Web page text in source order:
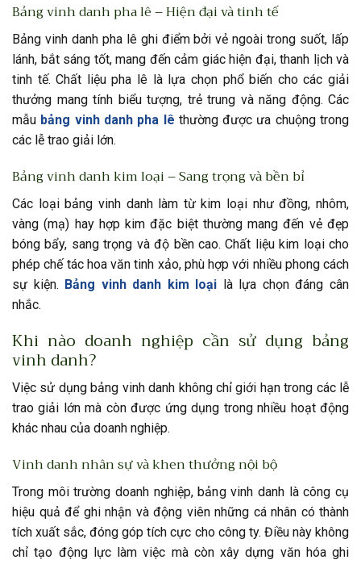
Bảng vinh danh pha lê – Hiện đại và tinh tế
Bảng vinh danh pha lê ghi điểm bởi vẻ ngoài trong suốt, lấp
lánh, bắt sáng tốt, mang đến cảm giác hiện đại, thanh lịch và
tinh tế. Chất liệu pha lê là lựa chọn phổ biến cho các giải
thưởng mang tính biểu tượng, trẻ trung và năng động. Các
mẫu bảng vinh danh pha lê thường được ưa chuộng trong
các lễ trao giải lớn.
Bảng vinh danh kim loại – Sang trọng và bền bỉ
Các loại bảng vinh danh làm từ kim loại như đồng, nhôm,
vàng (mạ) hay hợp kim đặc biệt thường mang đến vẻ đẹp
bóng bẩy, sang trọng và độ bền cao. Chất liệu kim loại cho
phép chế tác hoa văn tinh xảo, phù hợp với nhiều phong cách
sự kiện. Bảng vinh danh kim loại là lựa chọn đáng cân
nhắc.
Khi nào doanh nghiệp cần sử dụng bảng
vinh danh?
Việc sử dụng bảng vinh danh không chỉ giới hạn trong các lễ
trao giải lớn mà còn được ứng dụng trong nhiều hoạt động
khác nhau của doanh nghiệp.
Vinh danh nhân sự và khen thưởng nội bộ
Trong môi trường doanh nghiệp, bảng vinh danh là công cụ
hiệu quả để ghi nhận và động viên những cá nhân có thành
tích xuất sắc, đóng góp tích cực cho công ty. Điều này không
chỉ tạo động lực làm việc mà còn xây dựng văn hóa ghi